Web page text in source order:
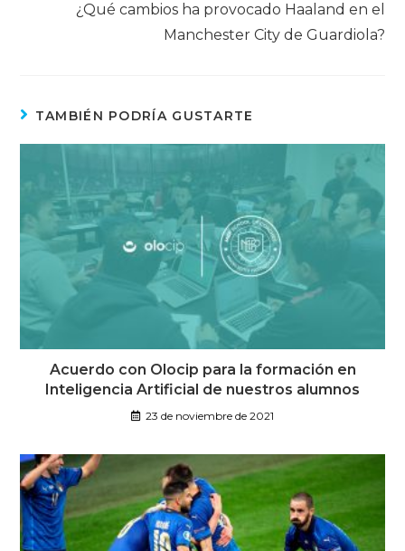
¿Qué cambios ha provocado Haaland en el
Manchester City de Guardiola?
TAMBIÉN PODRÍA GUSTARTE
Acuerdo con Olocip para la formación en
Inteligencia Artificial de nuestros alumnos
23 de noviembre de 2021